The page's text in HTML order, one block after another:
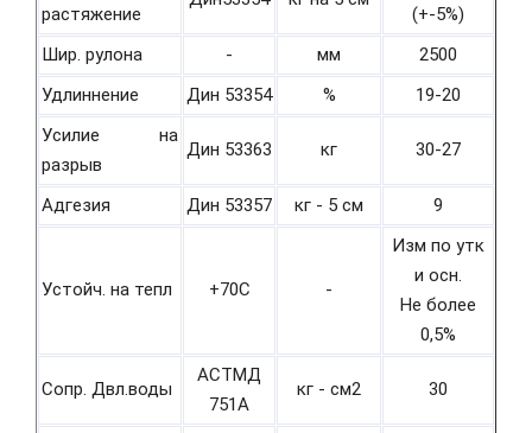
растяжение
(+-5%)
Шир. рулона
- мм
2500
Удлиннение
Дин 53354 %
19-20
Усилие на
разрыв
Дин 53363 кг 30-27
Адгезия Дин 53357 кг - 5 см 9
Устойч. на тепл +70С -
Изм по утк
и осн.
Не более
0,5%
Сопр. Двл.воды
АСТМД
751А
кг - см2 30